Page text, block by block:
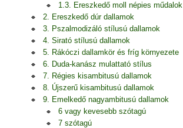
1.3. Ereszkedő moll népies műdalok
2. Ereszkedő dúr dallamok
3. Pszalmodizáló stílusú dallamok
4. Sirató stílusú dallamok
5. Rákóczi dallamkör és fríg környezete
6. Duda-kanász mulattató stílus
7. Régies kisambitusú dallamok
8. Újszerű kisambitusú dallamok
9. Emelkedő nagyambitusú dallamok
6 vagy kevesebb szótagú
7 szótagú